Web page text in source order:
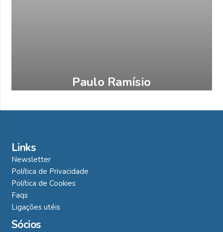
Paulo Ramísio
Links
Newsletter
Política de Privacidade
Política de Cookies
Faqs
Ligações utéis
Sócios